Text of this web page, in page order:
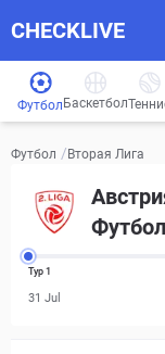
CHECKLIVE
Футбол Баскетбол
Футбол /Вторая Лига
Тур 1
31 Jul